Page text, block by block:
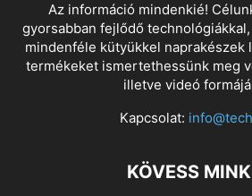
Az információ mindenkié!
gyorsabban fejlődő
mindenféle kütyükkel naprakészek
termékeket ismertethessünk meg
illetve videó
Kapcsolat:
KÖVESS